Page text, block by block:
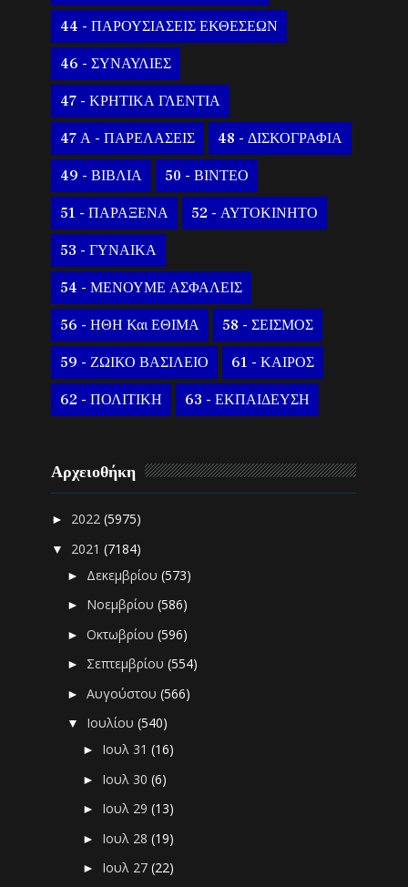
44 - ΠΑΡΟΥΣΙΑΣΕΙΣ ΕΚΘΕΣΕΩΝ
46 - ΣΥΝΑΥΛΙΕΣ
47 - ΚΡΗΤΙΚΑ ΓΛΕΝΤΙΑ
47 Α - ΠΑΡΕΛΑΣΕΙΣ 48 - ΔΙΣΚΟΓΡΑΦΙΑ
49 - ΒΙΒΛΙΑ 50 - ΒΙΝΤΕΟ
51 - ΠΑΡΑΞΕΝΑ 52 - ΑΥΤΟΚΙΝΗΤΟ
53 - ΓΥΝΑΙΚΑ
54 - ΜΕΝΟΥΜΕ ΑΣΦΑΛΕΙΣ
56 - ΗΘΗ Και ΕΘΙΜΑ 58 - ΣΕΙΣΜΟΣ
59 - ΖΩΙΚΟ ΒΑΣΙΛΕΙΟ 61 - ΚΑΙΡΟΣ
62 - ΠΟΛΙΤΙΚΗ 63 - ΕΚΠΑΙΔΕΥΣΗ
Αρχειοθήκη
► 2022(5975)
▼ 2021(7184)
► Δεκεμβρίου(573)
► Νοεμβρίου(586)
►Οκτωβρίου(596)
► Σεπτεμβρίου(554)
►Αυγούστου(566)
▼ Ιουλίου(540)
► Ιουλ 31(16)
► Ιουλ 30(6)
► Ιουλ 29(13)
► Ιουλ 28(19)
► Ιουλ 27(22)